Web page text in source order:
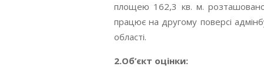
площею 162,3 кв. м.
працює на другому поверсі
області.
2.Об’єкт оцінки: